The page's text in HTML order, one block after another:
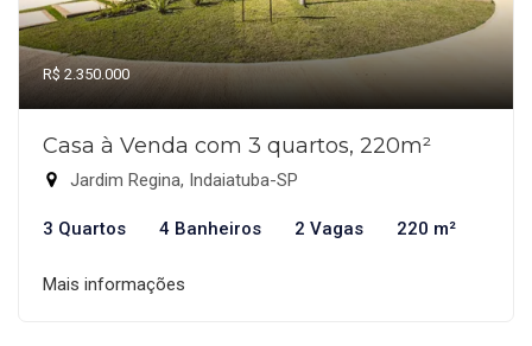
R$ 2.350.000
Casa à Venda com 3 quartos, 220m²
Jardim Regina, Indaiatuba-SP
3 Quartos 4 Banheiros 2 Vagas 220 m²
Mais informações